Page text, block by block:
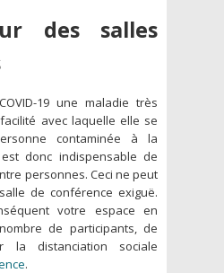
des salles
19 une maladie très
avec laquelle elle se
contaminée à la
donc indispensable de
personnes. Ceci ne peut
de conférence exiguë.
votre espace en
de participants, de
la distanciation sociale
.